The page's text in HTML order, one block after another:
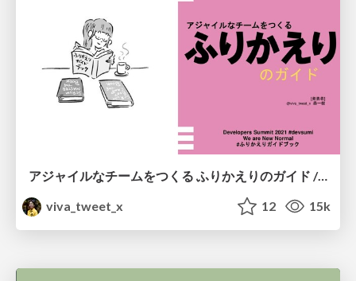
アジャイルなチームをつくる ふりかえりのガイド / A Retrospective Guide
viva_tweet_x
12 15k